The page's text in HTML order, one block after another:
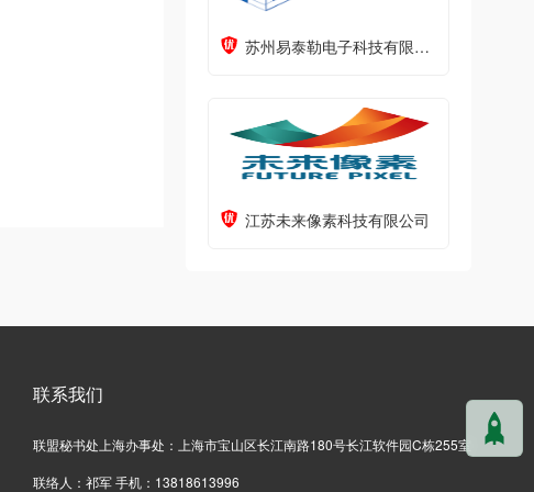
苏州易泰勒电子科技有限公司
江苏未来像素科技有限公司
联系我们
联盟秘书处上海办事处：上海市宝山区长江南路180号长江软件园C栋255室
联络人：祁军 手机：13818613996